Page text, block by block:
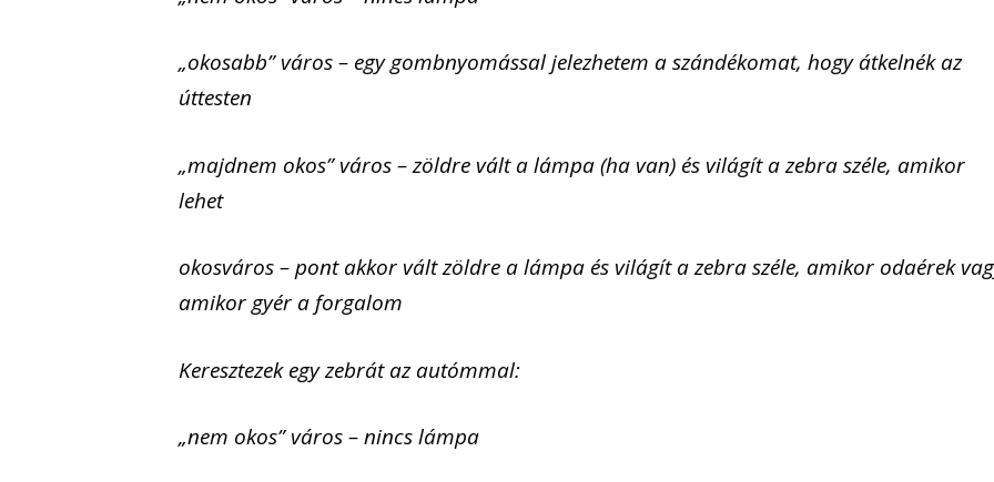
„okosabb” város – egy gombnyomással jelezhetem a szándékomat, hogy átkelnék az
úttesten
„majdnem okos” város – zöldre vált a lámpa (ha van) és világít a zebra széle, amikor
lehet
okosváros – pont akkor vált zöldre a lámpa és világít a zebra széle, amikor odaérek
amikor gyér a forgalom
Keresztezek egy zebrát az autómmal:
„nem okos” város – nincs lámpa